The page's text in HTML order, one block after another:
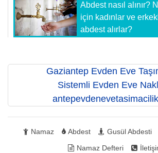
Abdest nasıl alınır?
için kadınlar ve
abdest alırlar?
Gaziantep Evden Eve
Sistemli Evden Eve
Namaz Abdest Gusül Abdesti
Namaz Defteri